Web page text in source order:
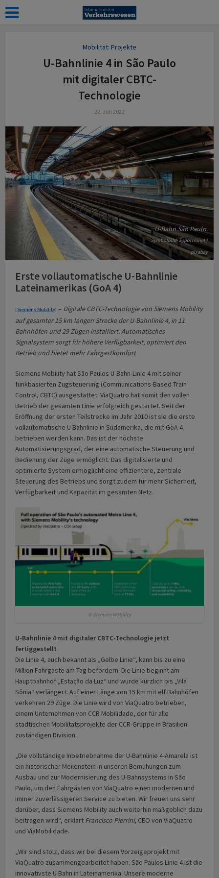
Mobilität: Projekte
U-Bahnlinie 4 in São Paulo
mit digitaler CBTC-
Technologie
22. Juli 2022
U-Bahn São Paulo.
Symbolbild: Esportesnet |
pixabay
Erste vollautomatische U-Bahnlinie
Lateinamerikas (GoA 4)
[Siemens Mobility] – Digitale CBTC-Technologie von Siemens Mobility
auf gesamter 15 km langen Strecke der U-Bahnlinie 4, in 11
Bahnhöfen und 29 Zügen installiert. Automatisches
Signalsystem sorgt für höhere Verfügbarkeit, optimiert den
Betrieb und bietet mehr Fahrgastkomfort
Siemens Mobility hat São Paulos U-Bahn-Linie 4 mit seiner
funkbasierten Zugsteuerung (Communications-Based Train
Control, CBTC) ausgestattet. ViaQuatro hat somit den vollen
Betrieb der gesamten Linie erfolgreich gestartet. Seit der
Eröffnung der ersten Teilstrecke im Jahr 2010 ist sie die erste
vollautomatische U Bahnlinie in Südamerika, die mit GoA 4
betrieben werden kann. Das ist der höchste
Automatisierungsgrad, der eine automatische Steuerung und
Bedienung der Züge ermöglicht. Das digitalisierte und
optimierte System ermöglicht eine effizientere, zentrale
Steuerung des Betriebs und sorgt zudem für mehr Sicherheit,
Verfügbarkeit und Kapazität im gesamten Netz.
© Siemens Mobility
U-Bahnlinie 4 mit digitaler CBTC-Technologie jetzt
fertiggestellt
Die Linie 4, auch bekannt als „Gelbe Linie“, kann bis zu eine
Million Fahrgäste am Tag befördern. Die Linie beginnt am
Hauptbahnhof „Estação da Luz“ und wurde kürzlich bis „Vila
Sônia“ verlängert. Auf einer Länge von 15 km mit elf Bahnhöfen
verkehren 29 Züge. Die Linie wird von ViaQuatro betrieben,
einem Unternehmen von CCR Mobilidade, der für alle
städtischen Mobilitätsprojekte der CCR-Gruppe in Brasilien
zuständigen Division.
„Die vollständige Inbetriebnahme der U-Bahnlinie 4-Amarela ist
ein historischer Meilen­stein in unseren Bemühungen zum
Ausbau und zur Modernisierung des U-Bahnsystems in São
Paulo, um den Fahrgästen von ViaQuatro einen modernen und
immer zuverlässigeren Service zu bieten. Wir freuen uns sehr
darüber, dass Siemens Mobility auch weiterhin maßgeblich dazu
beitragen wird“, erklärt Francisco Pierrini, CEO von ViaQuatro
und ViaMobilidade.
„Wir sind stolz, dass wir bei diesem Vorzeigeprojekt mit
ViaQuatro zusammengearbeitet haben. São Paulos Linie 4 ist die
innovativste U Bahn in Lateinamerika. Unsere moderne